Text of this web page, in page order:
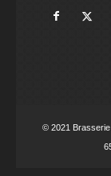
© 2021